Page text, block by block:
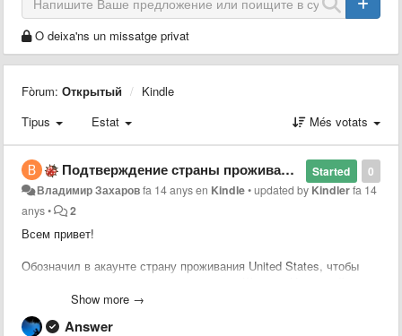
O deixa'ns un missatge privat
Fòrum: Открытый
Kindle
Tipus
Estat Més votats
0
Started
Подтверждение страны проживания
Владимир Захаровfa 14 anysen Kindle•updated by Kindlerfa 14
anys• 2
Всем привет!
Обозначил в акаунте страну проживания United States, чтобы
пришло письмо "To continue purchasing titles available for the
United States, please send a copy of your valid government-issued
identity card, passport, or a utility bill received within the previous 90
Show more →
Answer